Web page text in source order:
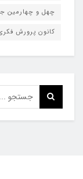
چهل و چهارمین
کانون پرورش